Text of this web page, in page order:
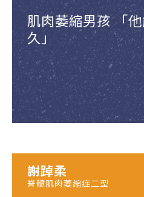
肌肉萎縮男孩 「
久」
謝踔柔
脊髓肌肉萎縮症二型